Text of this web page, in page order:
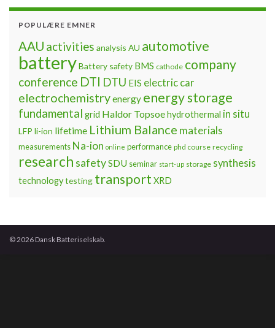
POPULÆRE EMNER
AAU activities analysis AU automotive
batteryBattery safety BMS cathode company
conference DTI DTU EIS electric car
electrochemistryenergy energy storage
fundamental grid Haldor Topsoehydrothermal in situ
LFP li-ion lifetime Lithium Balance materials
measurements Na-ion online performance phd course recycling
research safetySDU seminar start-up storage synthesis
technologytesting transport XRD
© 2026 Dansk Batteriselskab.